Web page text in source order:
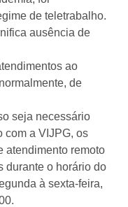
de teletrabalho.
ausência de
ao
de
seja necessário
com a VIJPG, os
atendimento remoto
durante o horário do
à sexta-feira,